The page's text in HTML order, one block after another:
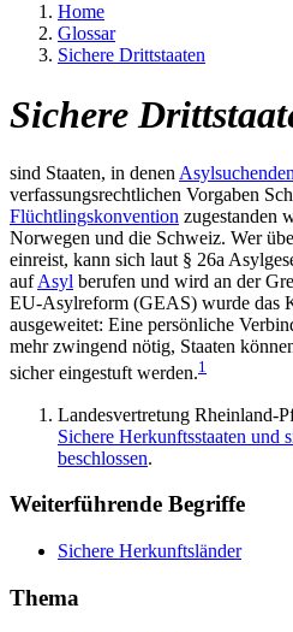
Home
Glossar
Sichere Drittstaaten
Sichere
sind Staaten, in denen Asylsuchenden
verfassungsrechtlichen Vorgaben
Flüchtlingskonvention zugestanden
Norwegen und die Schweiz. Wer
einreist, kann sich laut § 26a
aufAsyl berufen und wird an der
EU-Asylreform (GEAS) wurde das
ausgeweitet: Eine persönliche
mehr zwingend nötig, Staaten
sicher eingestuft werden.1
Landesvertretung Rheinland-
Sichere Herkunftsstaaten und
beschlossen.
Weiterführende Begriffe
Sichere Herkunftsländer
Thema